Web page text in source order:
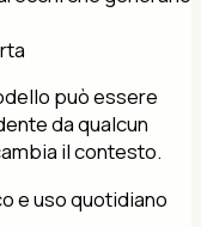
può essere
da qualcun
il contesto.
e uso quotidiano